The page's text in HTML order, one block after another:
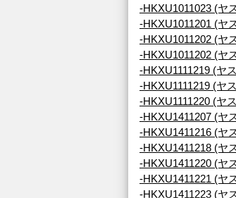
-HKXU1011023 (ヤ
-HKXU1011201 (ヤ
-HKXU1011202 (ヤ
-HKXU1011202 (ヤ
-HKXU1111219 (ヤ
-HKXU1111219 (ヤ
-HKXU1111220 (ヤ
-HKXU1411207 (ヤ
-HKXU1411216 (ヤ
-HKXU1411218 (ヤ
-HKXU1411220 (ヤ
-HKXU1411221 (ヤ
-HKXU1411223 (ヤ